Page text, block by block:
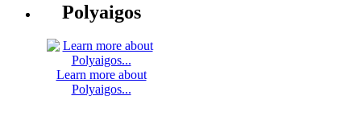
Polyaigos
Learn more about
Polyaigos...